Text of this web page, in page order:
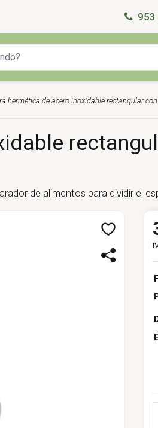
953
hermética de acero inoxidable rectangular
de alimentos para dividir el